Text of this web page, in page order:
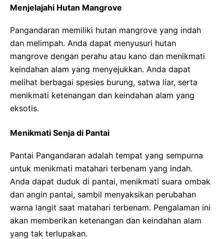
Menjelajahi Hutan Mangrove
Pangandaran memiliki hutan mangrove yang indah
dan melimpah. Anda dapat menyusuri hutan
mangrove dengan perahu atau kano dan menikmati
keindahan alam yang menyejukkan. Anda dapat
melihat berbagai spesies burung, satwa liar, serta
menikmati ketenangan dan keindahan alam yang
eksotis.
Menikmati Senja di Pantai
Pantai Pangandaran adalah tempat yang sempurna
untuk menikmati matahari terbenam yang indah.
Anda dapat duduk di pantai, menikmati suara ombak
dan angin pantai, sambil menyaksikan perubahan
warna langit saat matahari terbenam. Pengalaman ini
akan memberikan ketenangan dan keindahan alam
yang tak terlupakan.